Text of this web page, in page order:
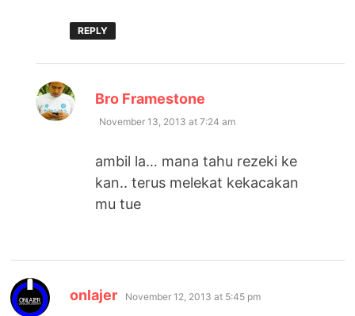
REPLY
Bro Framestone
November 13, 2013 at 7:24 am
ambil la… mana tahu rezeki ke
kan.. terus melekat kekacakan
mu tue
onlajer says:
November 12, 2013 at 5:45 pm